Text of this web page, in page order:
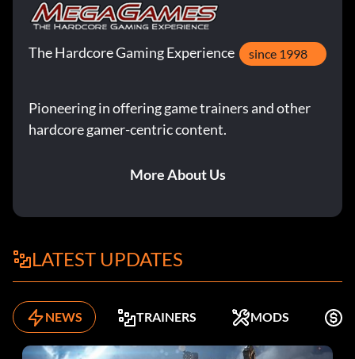
The Hardcore Gaming Experience since 1998
Pioneering in offering game trainers and other
hardcore gamer-centric content.
More About Us
LATEST UPDATES
NEWS TRAINERS MODS